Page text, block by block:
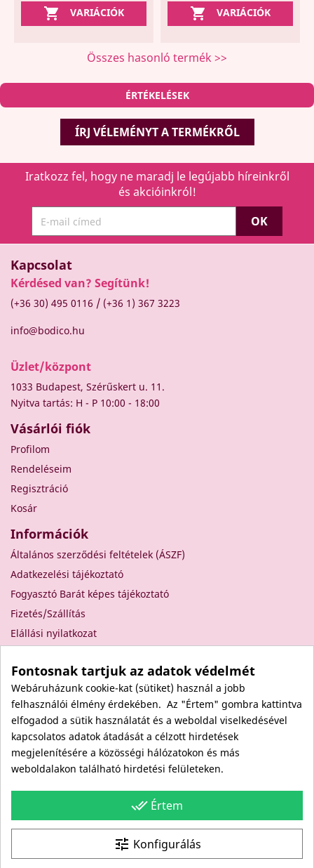
 VARIÁCIÓK  VARIÁCIÓK
Összes hasonló termék >>
ÉRTÉKELÉSEK
ÍRJ VÉLEMÉNYT A TERMÉKRŐL
Iratkozz fel, hogy ne maradj le legújabb híreinkről
és akcióinkról!
Kapcsolat
Kérdésed van? Segítünk!
(+36 30) 495 0116 / (+36 1) 367 3223
info@bodico.hu
Üzlet/központ
1033 Budapest, Szérűskert u. 11.
Nyitva tartás: H - P 10:00 - 18:00
Vásárlói fiók
Profilom
Rendeléseim
Regisztráció
Kosár
Információk
Általános szerződési feltételek (ÁSZF)
Adatkezelési tájékoztató
Fogyasztó Barát képes tájékoztató
Fizetés/Szállítás
Elállási nyilatkozat
Rólunk
Kapcsolat
Viszonteladóknak
Kövess minket itt is!
Facebook
Site protected by reCAPTCHA.
Fontosnak tartjuk az adatok védelmét
Webáruházunk cookie-kat (sütiket) használ a jobb
felhasználói élmény érdekében. Az "Értem" gombra kattintva
elfogadod a sütik használatát és a weboldal viselkedésével
kapcsolatos adatok átadását a célzott hirdetések
megjelenítésére a közösségi hálózatokon és más
weboldalakon található hirdetési felületeken.
done_all Értem
tune Konfigurálás